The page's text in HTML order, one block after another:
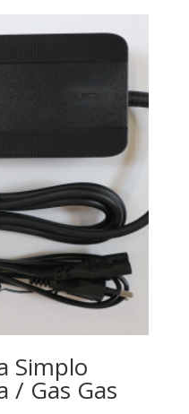
Simplo
/ Gas Gas